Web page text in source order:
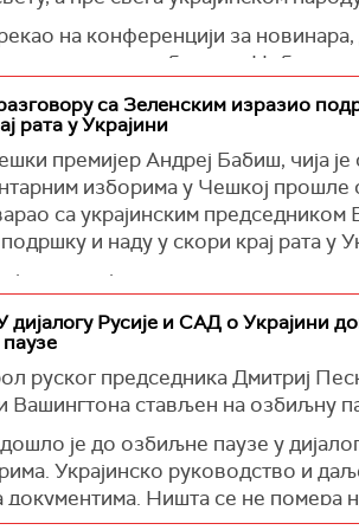
, укључујући седам Руса.
с азербејџанским лидером у
састанак после дуго времена.
у Кини на самиту ШОС-а,
пожелео Путину, његовој породици
Интерфакс)
на конференцији за
одлуке о добитнику Нобела за
са Зеленским изразио
рата у Украјини
премијер Андреј Бабиш, чија
изборима у Чешкој прошле
са украјинским
и наду у скори крај рата у
је што ме је позвао и описао
да ће посетити Украјину
обећао је да ће окончати
изјавио да, уколико буде део
новац Украјини за оружје.
дијалогу Русије и САД о Украјини
руског председника Дмитриј
Вашингтона стављен на озбиљну
је до озбиљне паузе у
Украјинско руководство и
документима. Ништа се не помера